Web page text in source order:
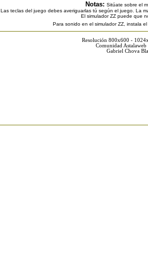
Notas: Sitúate sobre el
Las teclas del juego debes averiguarlas tú según el juego. La
El simulador ZZ puede que
Para sonido en el simulador ZZ, instala
Resolución 800x600 -
Comunidad
Gabriel Chova